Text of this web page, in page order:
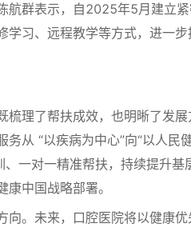
航群表示，自2025年5月建立
习、远程教学等方式，进一
理了帮扶成效，也明晰了发展
从 “以疾病为中心”向“以人民
一对一精准帮扶，持续提升基
中国战略部署。
。未来，口腔医院将以健康优